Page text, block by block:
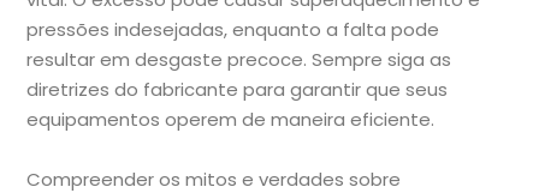
pressões indesejadas, enquanto a falta pode
resultar em desgaste precoce. Sempre siga as
diretrizes do fabricante para garantir que seus
equipamentos operem de maneira eficiente.
Compreender os mitos e verdades sobre